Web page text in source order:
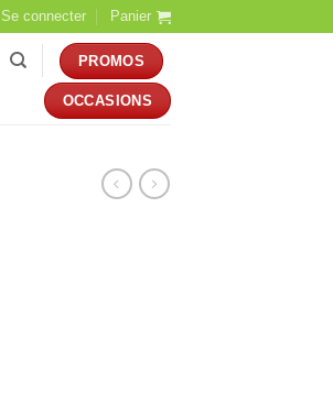
Se connecter Panier
PROMOS
OCCASIONS